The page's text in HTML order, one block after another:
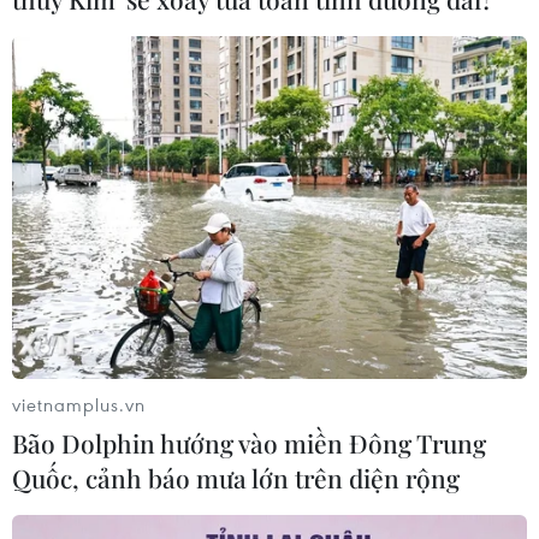
Tổng Biên tập: TRẦN TIẾN DUẨN
Phó Tổng Biên tập: NGUYỄN THỊ TÁM, KHÚC THANH
THỦY
Sở hữu trí tuệ
Quy định sử dụng
RSS
Hỗ trợ
Ngôn ngữ
TTXVN
Dịch vụ tin
Quảng cáo
Liên hệ
Giấy phép số: 1374/GP-BTTTT do Bộ Thông tin và Truyền thông
vietnamplus.vn
Bão Dolphin hướng vào miền Đông Trung
Quốc, cảnh báo mưa lớn trên diện rộng